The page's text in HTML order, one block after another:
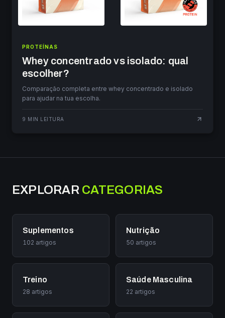
PROTEÍNAS
Whey concentrado vs isolado: qual
escolher?
Comparação completa entre whey concentrado e isolado
para ajudar na tua escolha.
9 MIN LEITURA
EXPLORAR CATEGORIAS
Suplementos
102 artigos
Nutrição
50 artigos
Treino
28 artigos
Saúde Masculina
22 artigos